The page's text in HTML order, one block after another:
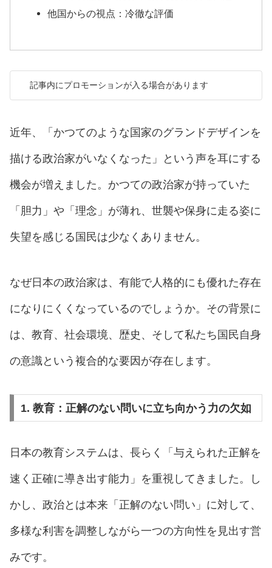
他国からの視点：冷徹な評価
記事内にプロモーションが入る場合があります
近年、「かつてのような国家のグランドデザインを
描ける政治家がいなくなった」という声を耳にする
機会が増えました。かつての政治家が持っていた
「胆力」や「理念」が薄れ、世襲や保身に走る姿に
失望を感じる国民は少なくありません。
なぜ日本の政治家は、有能で人格的にも優れた存在
になりにくくなっているのでしょうか。その背景に
は、教育、社会環境、歴史、そして私たち国民自身
の意識という複合的な要因が存在します。
1. 教育：正解のない問いに立ち向かう力の欠如
日本の教育システムは、長らく「与えられた正解を
速く正確に導き出す能力」を重視してきました。し
かし、政治とは本来「正解のない問い」に対して、
多様な利害を調整しながら一つの方向性を見出す営
みです。